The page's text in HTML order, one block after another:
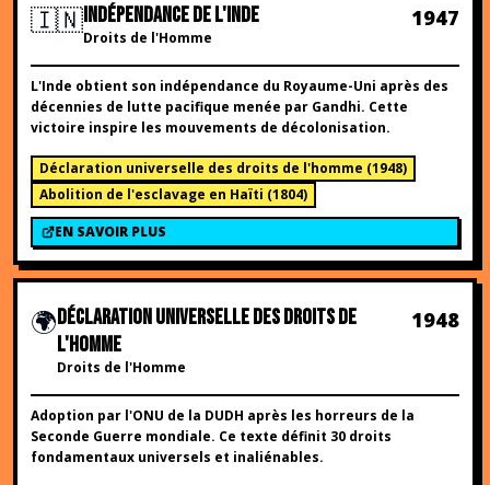
🇮🇳INDÉPENDANCE DE L'INDE
Droits de l'Homme
1947
L'Inde obtient son indépendance du Royaume-Uni après des
décennies de lutte pacifique menée par Gandhi. Cette
victoire inspire les mouvements de décolonisation.
Déclaration universelle des droits de l'homme (1948)
Abolition de l'esclavage en Haïti (1804)
EN SAVOIR PLUS
🌍DÉCLARATION UNIVERSELLE DES DROITS DE
L'HOMME
Droits de l'Homme
1948
Adoption par l'ONU de la DUDH après les horreurs de la
Seconde Guerre mondiale. Ce texte définit 30 droits
fondamentaux universels et inaliénables.